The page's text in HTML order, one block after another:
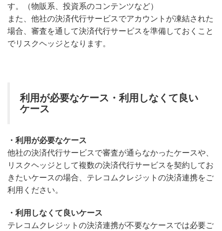
す。（物販系、投資系のコンテンツなど）
また、他社の決済代行サービスでアカウントが凍結された
場合、審査を通して決済代行サービスを準備しておくこと
でリスクヘッジとなります。
利用が必要なケース・利用しなくて良い
ケース
・利用が必要なケース
他社の決済代行サービスで審査が通らなかったケースや、
リスクヘッジとして複数の決済代行サービスを契約してお
きたいケースの場合、テレコムクレジットの決済連携をご
利用ください。
・利用しなくて良いケース
テレコムクレジットの決済連携が不要なケースでは必要ご